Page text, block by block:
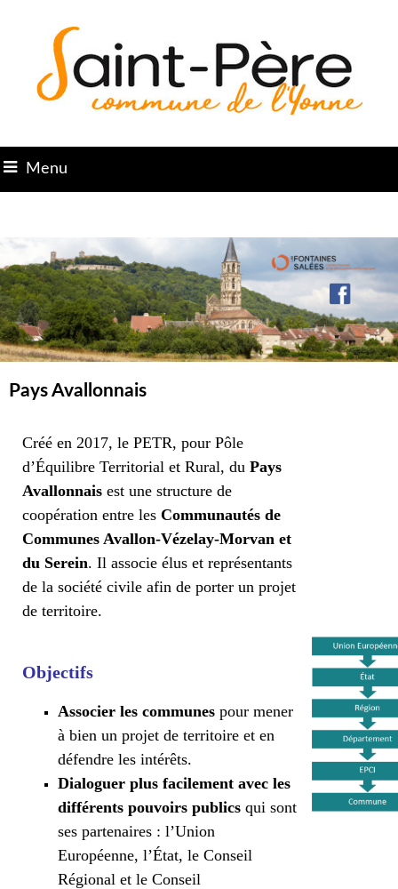
Menu
Pays Avallonnais
Créé en 2017, le PETR, pour Pôle
d’Équilibre Territorial et Rural, duPays
Avallonnais est une structure de
coopération entre lesCommunautés de
Communes Avallon-Vézelay-Morvan et
du Serein. Il associe élus et représentants
de la société civile afin de porter un projet
de territoire.
Objectifs
Associer les communes pour mener
à bien un projet de territoire et en
défendre les intérêts.
Dialoguer plus facilement avec les
différents pouvoirs publics qui sont
ses partenaires : l’Union
Européenne, l’État, le Conseil
Régional et le Conseil